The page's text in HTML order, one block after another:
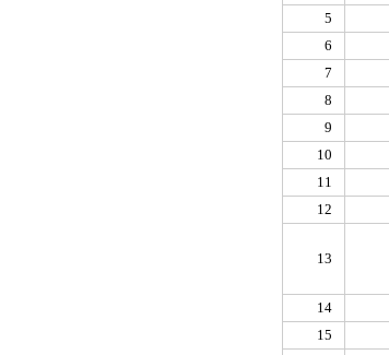
5
6
7
8
9
10
11
12
13
14
15